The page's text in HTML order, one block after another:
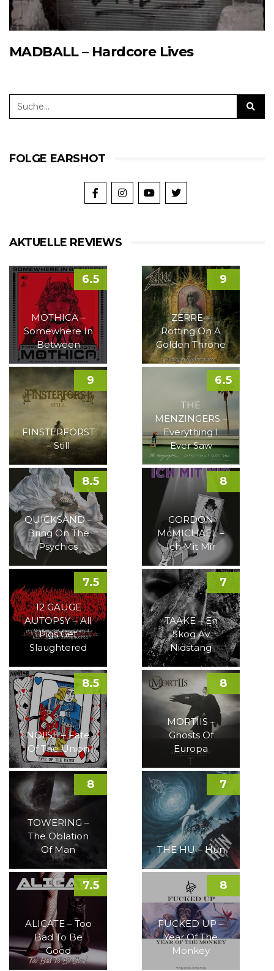
MADBALL – Hardcore Lives
FOLGE EARSHOT
AKTUELLE REVIEWS
MOTHICA –
Somewhere In
Between
6.5
ZERRE –
Rotting On A
Golden Throne
9
FINSTERFORST
– Still
9
THE
MENZINGERS –
Everything I
Ever Saw
6.5
QUICKSAND –
Bring On The
Psychics
8.5
GORDON
McMICHAEL –
Ich Mit Mir
8
12 GAUGE
AUTOPSY – All
Pigs Get
Slaughtered
7.5
TAAKE – En
Skog Av
Nidstang
7
NOI!SE – Fate
Of The Union
8.5
MORTIIS –
Ghosts Of
Europa
8
TOWERING –
The Oblation
Of Man
8
THE HU – Hun
7
ALICATE – Too
Bad To Be
Good
7.5
FUCKED UP –
Year Of The
Monkey
8